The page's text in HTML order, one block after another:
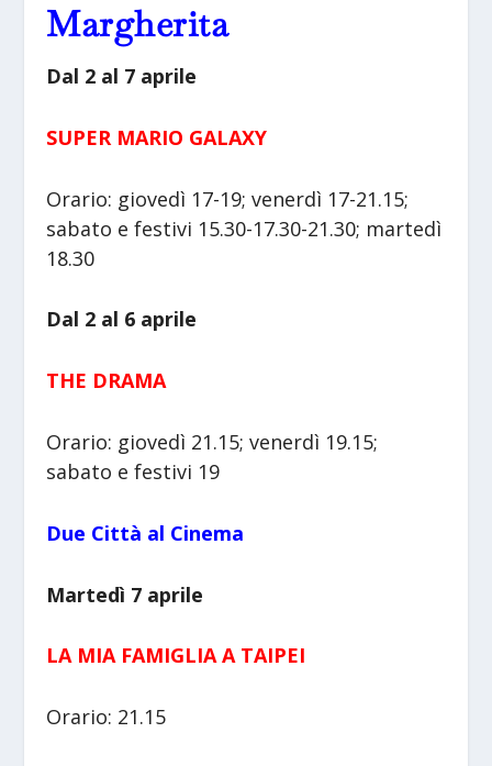
Margherita
Dal 2 al 7 aprile
SUPER MARIO GALAXY
Orario: giovedì 17-19; venerdì 17-21.15;
sabato e festivi 15.30-17.30-21.30; martedì
18.30
Dal 2 al 6 aprile
THE DRAMA
Orario: giovedì 21.15; venerdì 19.15;
sabato e festivi 19
Due Città al Cinema
Martedì 7 aprile
LA MIA FAMIGLIA A TAIPEI
Orario: 21.15